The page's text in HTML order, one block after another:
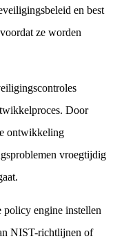
en best
ze worden
Door
ontwikkeling
vroegtijdig
policy engine instellen
NIST-richtlijnen of